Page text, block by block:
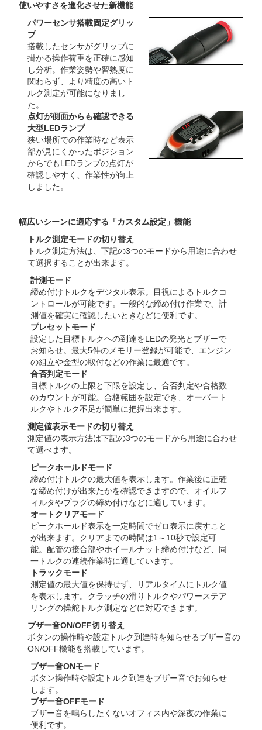
使いやすさを進化させた新機能
パワーセンサ搭載固定グリッ
プ
搭載したセンサがグリップに
掛かる操作荷重を正確に感知
し分析。作業姿勢や習熟度に
関わらず、より精度の高いト
ルク測定が可能になりまし
た。
点灯が側面からも確認できる
大型LEDランプ
狭い場所での作業時など表示
部が見にくかったポジション
からでもLEDランプの点灯が
確認しやすく、作業性が向上
しました。
幅広いシーンに適応する「カスタム設定」機能
トルク測定モードの切り替え
トルク測定方法は、下記の3つのモードから用途に合わせ
て選択することが出来ます。
計測モード
締め付けトルクをデジタル表示。目視によるトルクコ
ントロールが可能です。一般的な締め付け作業で、計
測値を確実に確認したいときなどに便利です。
プレセットモード
設定した目標トルクヘの到達をLEDの発光とブザーで
お知らせ。最大5件のメモリー登録が可能で、エンジン
の組立や金型の取付などの作業に最適です。
合否判定モード
目標トルクの上限と下限を設定し、合否判定や合格数
のカウントが可能。合格範囲を設定でき、オーバート
ルクやトルク不足が簡単に把握出来ます。
測定値表示モードの切り替え
測定値の表示方法は下記の3つのモードから用途に合わせ
て選べます。
ピークホールドモード
締め付けトルクの最大値を表示します。作業後に正確
な締め付けが出来たかを確認できますので、オイルフ
ィルタやプラグの締め付けなどに適しています。
オートクリアモード
ピークホールド表示を一定時間でゼロ表示に戻すこと
が出来ます。クリアまでの時間は1～10秒で設定可
能。配管の接合部やホイールナット締め付けなど、同
一トルクの連続作業時に適しています。
トラックモード
測定値の最大値を保持せず、リアルタイムにトルク値
を表示します。クラッチの滑りトルクやパワーステア
リングの操舵トルク測定などに対応できます。
ブザー音ON/OFF切り替え
ボタンの操作時や設定トルク到達時を知らせるブザー音の
ON/OFF機能を搭載しています。
ブザー音ONモード
ボタン操作時や設定トルク到達をブザー音でお知らせ
します。
ブザー音OFFモード
ブザー音を鳴らしたくないオフィス内や深夜の作業に
便利です。